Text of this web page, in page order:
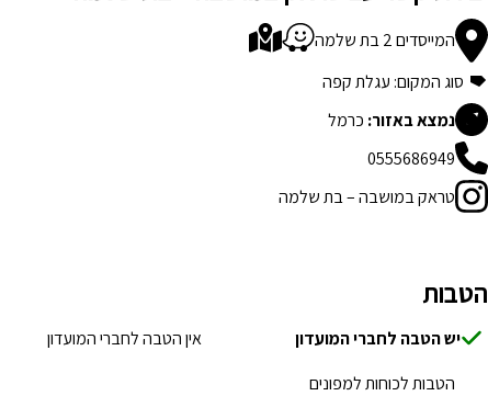
המייסדים 2 בת שלמה
סוג המקום: עגלת קפה
נמצא באזור: כרמל
0555686949
טראק במושבה – בת שלמה
הטבות
יש הטבה לחברי המועדון אין הטבה לחברי המועדון
הטבות לכוחות למפונים